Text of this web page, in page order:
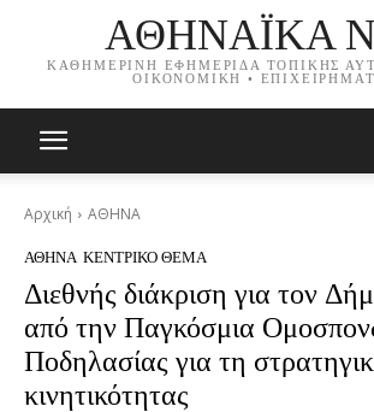
ΑΘΗΝΑΪΚΑ
ΚΑΘΗΜΕΡΙΝΗ ΕΦΗΜΕΡΙΔΑ ΤΟΠΙΚΗΣ
ΟΙΚΟΝΟΜΙΚΗ •
Αρχική ΑΘΗΝΑ
ΑΘΗΝΑ ΚΕΝΤΡΙΚΟ ΘΕΜΑ
Διεθνής διάκριση για τον
από την Παγκόσμια
Ποδηλασίας για τη
κινητικότητας